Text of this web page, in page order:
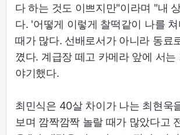
다 하는 것도 이쁘지만"이라며 "내
다. '어떻게 이렇게 찰떡같이 나를
때가 많다. 선배로서가 아니라 동료
꼈다. 계급장 떼고 카메라 앞에 서는
야기했다.
최민식은 40살 차이가 나는 최현욱
보며 깜짝깜짝 놀랄 때가 많았다고